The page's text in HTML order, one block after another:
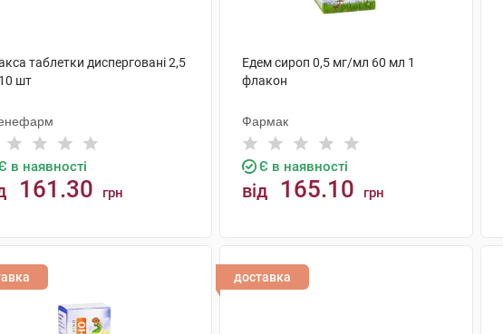
таблетки дисперговані 2,5
шт
в наявності
161.30 грн
Едем сироп 0,5 мг/мл 60 мл 1
флакон
Фармак
Є в наявності
від 165.10 грн
доставка